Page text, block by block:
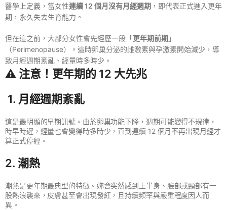
醫學上定義，當女性連續 12 個月沒有月經週期 ，即代表正式進入更年
期，永久失去生育能力。
但在這之前，大部分女性會先經歷一段「更年期前期 」
（Perimenopause）
。這時卵巢分泌的雌激素與孕激素開始減少，導
致月經週期紊亂、經量時多時少。
⚠️ 注意！更年期的 12 大先兆
1. 月經週期紊亂
這是最明顯的早期訊號。由於卵巢功能下降，週期可能變得不規律，
時早時遲，經量也會變得時多時少，直到連續 12 個月不再出現月經才
算正式停經。
2. 潮熱
潮熱是更年期最典型的特徵。妳會突然感到上半身、臉部或頸部有一
股熱浪襲來，皮膚甚至會出現發紅，且持續頻率與嚴重程度因人而
異。